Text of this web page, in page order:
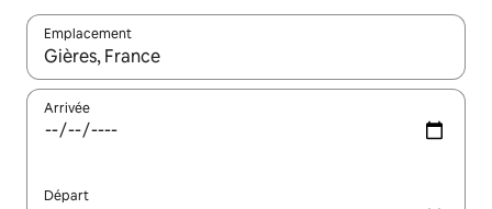
Emplacement
Quand les résultats sont affichés, parcourez-les en utilisant
Arrivée
Départ